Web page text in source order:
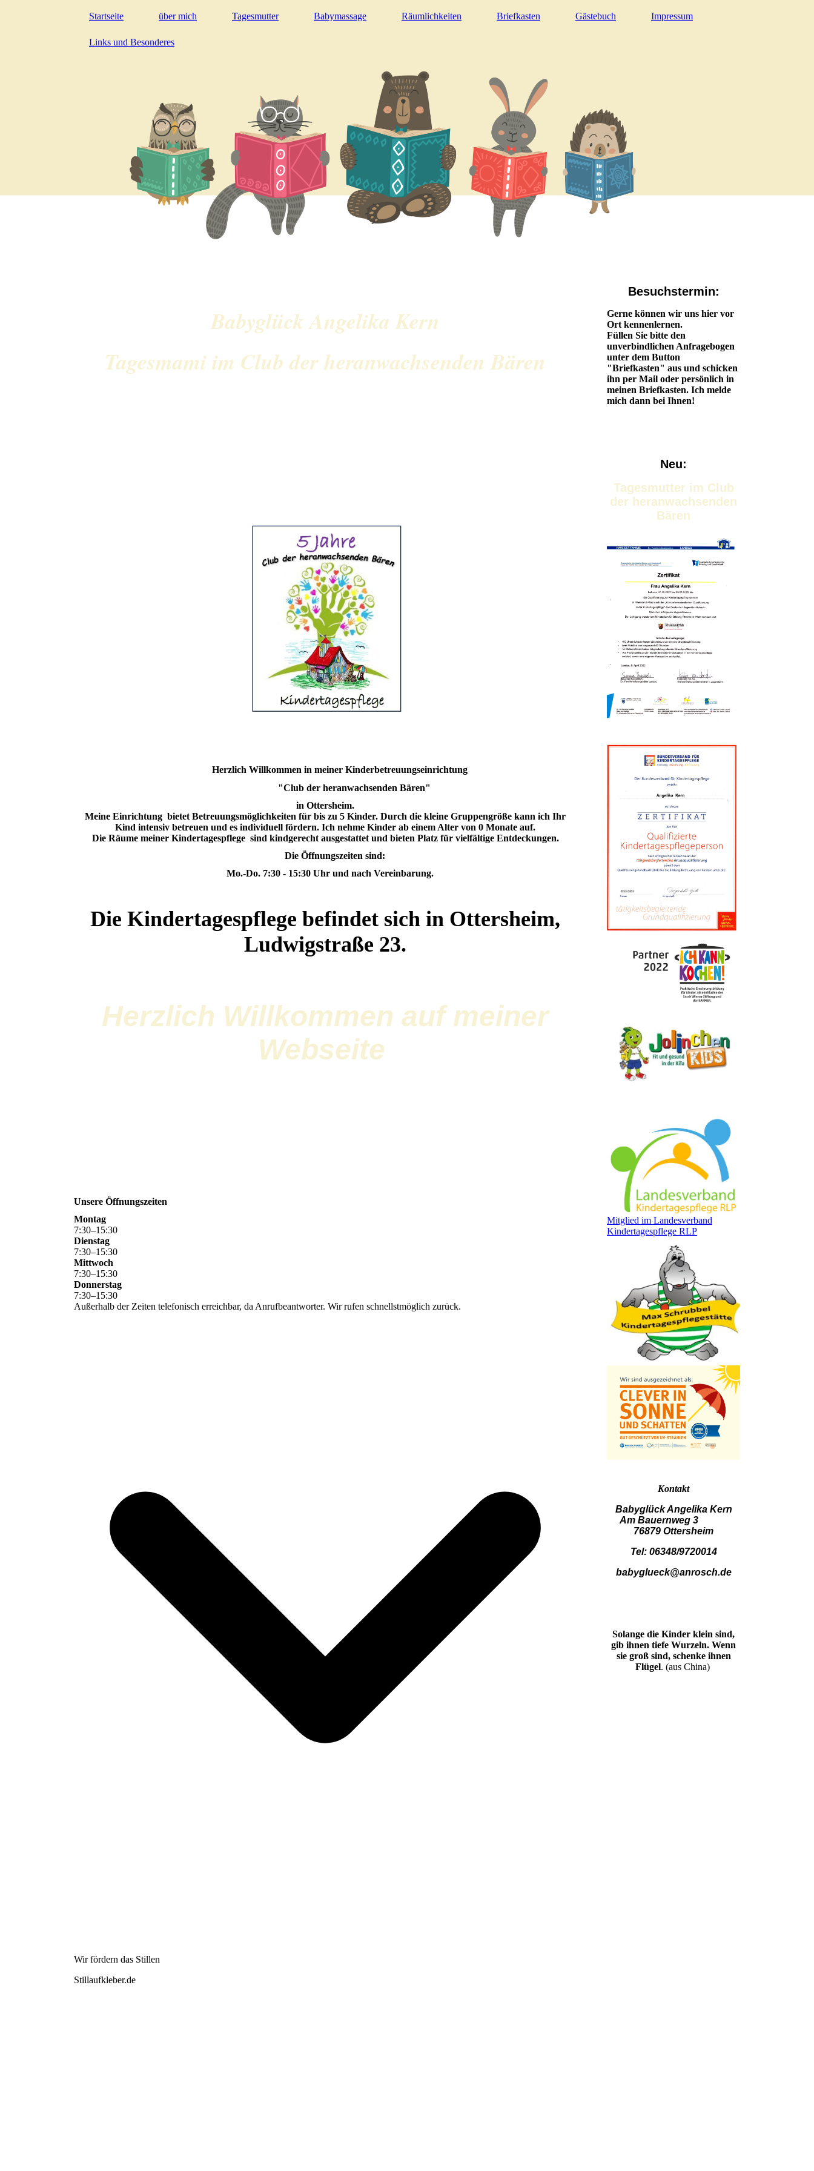
Startseite über mich Tagesmutter Babymassage Räumlichkeiten Briefkasten Gästebuch Impressum
Links und Besonderes
Babyglück Angelika Kern
Tagesmami im Club der heranwachsenden Bären
Herzlich Willkommen in meiner Kinderbetreuungseinrichtung
"Club der heranwachsenden Bären"
in Ottersheim.
Meine Einrichtung bietet Betreuungsmöglichkeiten für bis zu 5 Kinder. Durch die kleine Gruppengröße kann ich Ihr
Kind intensiv betreuen und es individuell fördern. Ich nehme Kinder ab einem Alter von 0 Monate auf.
Die Räume meiner Kindertagespflege sind kindgerecht ausgestattet und bieten Platz für vielfältige Entdeckungen.
Die Öffnungszeiten sind:
Mo.-Do. 7:30 - 15:30 Uhr und nach Vereinbarung.
Die Kindertagespflege befindet sich in Ottersheim,
Ludwigstraße 23.
Herzlich Willkommen auf meiner
Webseite
Unsere Öffnungszeiten
Montag
7:30–15:30
Dienstag
7:30–15:30
Mittwoch
7:30–15:30
Donnerstag
7:30–15:30
Außerhalb der Zeiten telefonisch erreichbar, da Anrufbeantworter. Wir rufen schnellstmöglich zurück.
Wir fördern das Stillen
Stillaufkleber.de
Besuchstermin:
Gerne können wir uns hier vor
Ort kennenlernen.
Füllen Sie bitte den
unverbindlichen Anfragebogen
unter dem Button
"Briefkasten" aus und schicken
ihn per Mail oder persönlich in
meinen Briefkasten. Ich melde
mich dann bei Ihnen!
Neu:
Tagesmutter im Club
der heranwachsenden
Bären
Mitglied im Landesverband
Kindertagespflege RLP
Kontakt
Babyglück Angelika Kern
Am Bauernweg 3
76879 Ottersheim
Tel: 06348/9720014
babyglueck@anrosch.de
Solange die Kinder klein sind,
gib ihnen tiefe Wurzeln. Wenn
sie groß sind, schenke ihnen
Flügel. (aus China)